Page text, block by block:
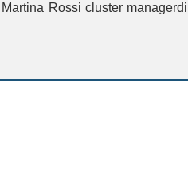
Martina Rossi cluster managerdi